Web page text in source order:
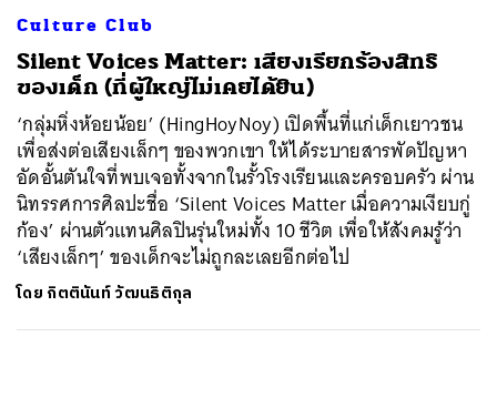
Culture Club
Silent Voices Matter: เสียงเรียกร้องสิทธิ
ของเด็ก (ที่ผู้ใหญ่ไม่เคยได้ยิน)
‘กลุ่มหิ่งห้อยน้อย’ (HingHoyNoy) เปิดพื้นที่แก่เด็กเยาวชน
เพื่อส่งต่อเสียงเล็กๆ ของพวกเขา ให้ได้ระบายสารพัดปัญหา
อัดอั้นตันใจที่พบเจอทั้งจากในรั้วโรงเรียนและครอบครัว ผ่าน
นิทรรศการศิลปะชื่อ ‘Silent Voices Matter เมื่อความเงียบกู่
ก้อง’ ผ่านตัวแทนศิลปินรุ่นใหม่ทั้ง 10 ชีวิต เพื่อให้สังคมรู้ว่า
‘เสียงเล็กๆ’ ของเด็กจะไม่ถูกละเลยอีกต่อไป
โดย กิตตินันท์ วัฒนธิติกุล
SHARE